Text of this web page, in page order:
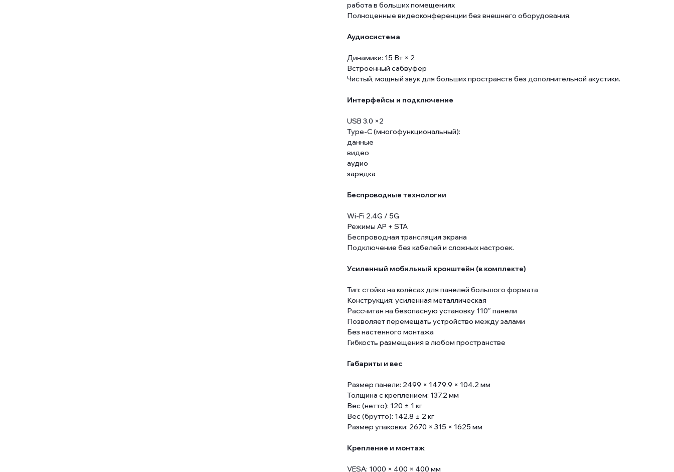
работа в больших помещениях
Полноценные видеоконференции без внешнего оборудования.
Аудиосистема
Динамики: 15 Вт × 2
Встроенный сабвуфер
Чистый, мощный звук для больших пространств без дополнительной акустики.
Интерфейсы и подключение
USB 3.0 ×2
Type-C (многофункциональный):
данные
видео
аудио
зарядка
Беспроводные технологии
Wi-Fi 2.4G / 5G
Режимы AP + STA
Беспроводная трансляция экрана
Подключение без кабелей и сложных настроек.
Усиленный мобильный кронштейн (в комплекте)
Тип: стойка на колёсах для панелей большого формата
Конструкция: усиленная металлическая
Рассчитан на безопасную установку 110″ панели
Позволяет перемещать устройство между залами
Без настенного монтажа
Гибкость размещения в любом пространстве
Габариты и вес
Размер панели: 2499 × 1479.9 × 104.2 мм
Толщина с креплением: 137.2 мм
Вес (нетто): 120 ± 1 кг
Вес (брутто): 142.8 ± 2 кг
Размер упаковки: 2670 × 315 × 1625 мм
Крепление и монтаж
VESA: 1000 × 400 × 400 мм